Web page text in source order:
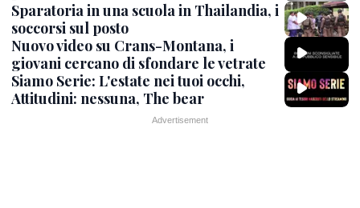
Sparatoria in una scuola in Thailandia, i
soccorsi sul posto
Nuovo video su Crans-Montana, i
giovani cercano di sfondare le vetrate
Siamo Serie: L'estate nei tuoi occhi,
Attitudini: nessuna, The bear